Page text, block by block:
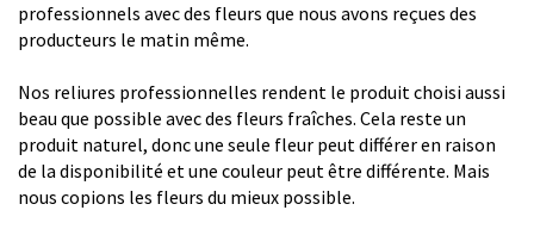
professionnels avec des fleurs que nous avons reçues des
producteurs le matin même.
Nos reliures professionnelles rendent le produit choisi aussi
beau que possible avec des fleurs fraîches. Cela reste un
produit naturel, donc une seule fleur peut différer en raison
de la disponibilité et une couleur peut être différente. Mais
nous copions les fleurs du mieux possible.